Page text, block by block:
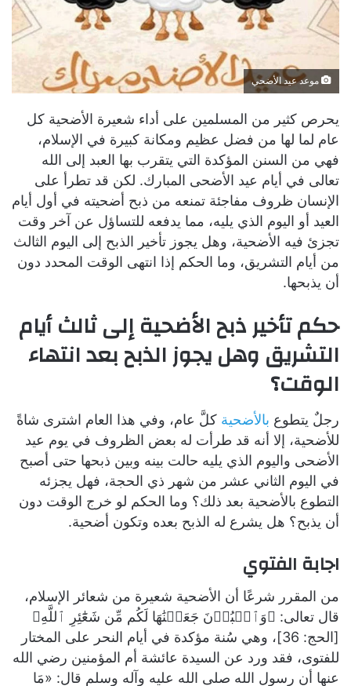
موعد عيد الأضحي
يحرص كثير من المسلمين على أداء شعيرة الأضحية كل
عام لما لها من فضل عظيم ومكانة كبيرة في الإسلام،
فهي من السنن المؤكدة التي يتقرب بها العبد إلى الله
تعالى في أيام عيد الأضحى المبارك. لكن قد تطرأ على
الإنسان ظروف مفاجئة تمنعه من ذبح أضحيته في أول أيام
العيد أو اليوم الذي يليه، مما يدفعه للتساؤل عن آخر وقت
تجزئ فيه الأضحية، وهل يجوز تأخير الذبح إلى اليوم الثالث
من أيام التشريق، وما الحكم إذا انتهى الوقت المحدد دون
أن يذبحها.
حكم تأخير ذبح الأضحية إلى ثالث أيام
التشريق وهل يجوز الذبح بعد انتهاء
الوقت؟
رجلٌ يتطوع بالأضحية كلَّ عام، وفي هذا العام اشترى شاةً
للأضحية، إلا أنه قد طرأت له بعض الظروف في يوم عيد
الأضحى واليوم الذي يليه حالت بينه وبين ذبحها حتى أصبح
في اليوم الثاني عشر من شهر ذي الحجة، فهل يجزئه
التطوع بالأضحية بعد ذلك؟ وما الحكم لو خرج الوقت دون
أن يذبح؟ هل يشرع له الذبح بعده وتكون أضحية.
اجابة الفتوي
من المقرر شرعًا أن الأضحية شعيرة من شعائر الإسلام،
قال تعالى: ﴿وَٱلۡبُدۡنَ جَعَلۡنَٰهَا لَكُم مِّن شَعَٰٓئِرِ ٱللَّهِ﴾
[الحج: 36]، وهي سُنة مؤكدة في أيام النحر على المختار
للفتوى، فقد ورد عن السيدة عائشة أم المؤمنين رضي الله
عنها أن رسول الله صلى الله عليه وآله وسلم قال: «مَا